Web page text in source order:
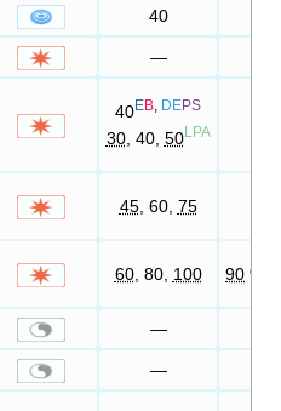
40
—
40EB DEPS
30, 40, 50LPA
45, 60, 75
60, 80, 100 90 %,
—
—